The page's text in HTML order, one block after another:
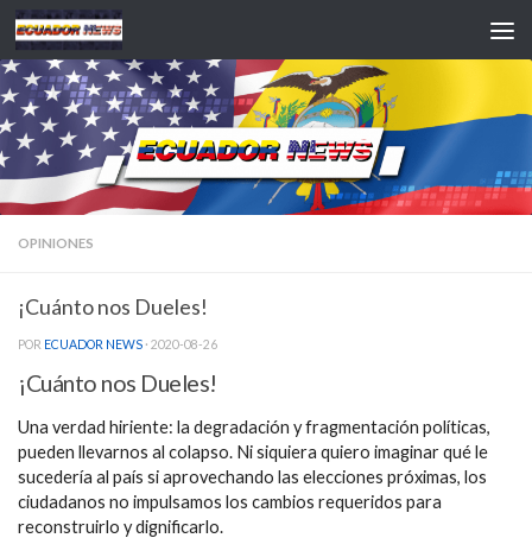
Saltar al contenido
OPINIONES
¡Cuánto nos Dueles!
POR ECUADOR NEWS · 2020-08-26
¡Cuánto nos Dueles!
Una verdad hiriente: la degradación y fragmentación políticas,
pueden llevarnos al colapso. Ni siquiera quiero imaginar qué le
sucedería al país si aprovechando las elecciones próximas, los
ciudadanos no impulsamos los cambios requeridos para
reconstruirlo y dignificarlo.